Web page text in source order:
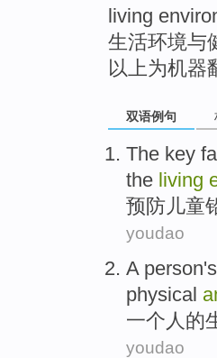
living
生活环境与
以上为机器
双语例句
The key
the living
预防儿童
youdao
A person's
physical
一个 人 的
youdao